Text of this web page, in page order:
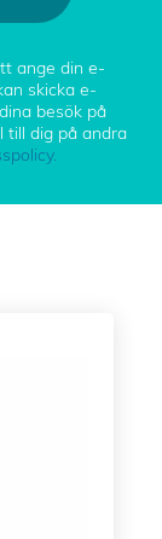
ange din e-
skicka e-
besök på
till dig på andra